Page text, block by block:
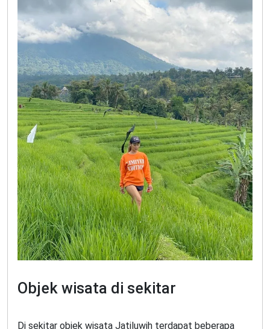
Objek wisata di sekitar
Di sekitar objek wisata Jatiluwih terdapat beberapa